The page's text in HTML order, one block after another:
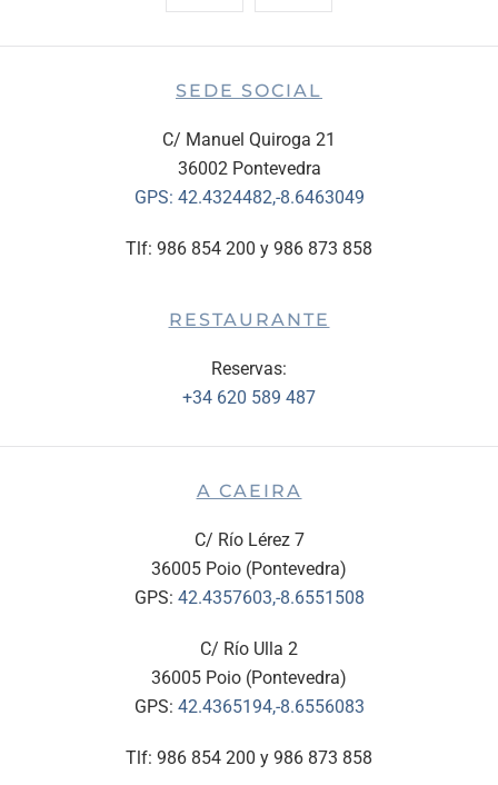
SEDE SOCIAL
C/ Manuel Quiroga 21
36002 Pontevedra
GPS: 42.4324482,-8.6463049
Tlf: 986 854 200 y 986 873 858
RESTAURANTE
Reservas:
+34 620 589 487
A CAEIRA
C/ Río Lérez 7
36005 Poio (Pontevedra)
GPS: 42.4357603,-8.6551508
C/ Río Ulla 2
36005 Poio (Pontevedra)
GPS: 42.4365194,-8.6556083
Tlf: 986 854 200 y 986 873 858